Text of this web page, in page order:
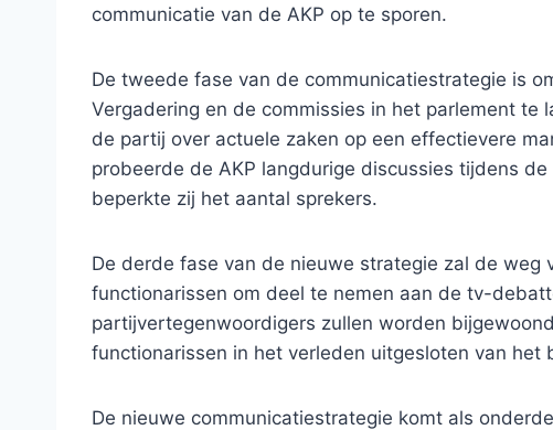
communicatie van de AKP op te sporen.
De tweede fase van de communicatiestrategie is
Vergadering en de commissies in het parlement te
de partij over actuele zaken op een effectievere
probeerde de AKP langdurige discussies tijdens
beperkte zij het aantal sprekers.
De derde fase van de nieuwe strategie zal de weg
functionarissen om deel te nemen aan de tv-
partijvertegenwoordigers zullen worden
functionarissen in het verleden uitgesloten van
De nieuwe communicatiestrategie komt als